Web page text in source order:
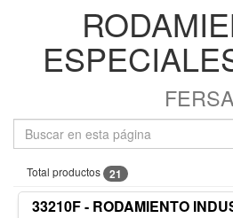
FERSA
Total productos 21
33210F - RODAMIENTO